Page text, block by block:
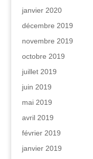
janvier 2020
décembre 2019
novembre 2019
octobre 2019
juillet 2019
juin 2019
mai 2019
avril 2019
février 2019
janvier 2019